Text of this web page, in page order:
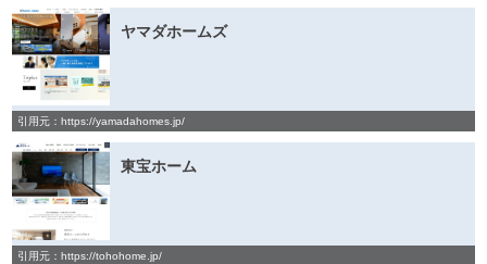
ヤマダホームズ
引用元：https://yamadahomes.jp/
東宝ホーム
引用元：https://tohohome.jp/